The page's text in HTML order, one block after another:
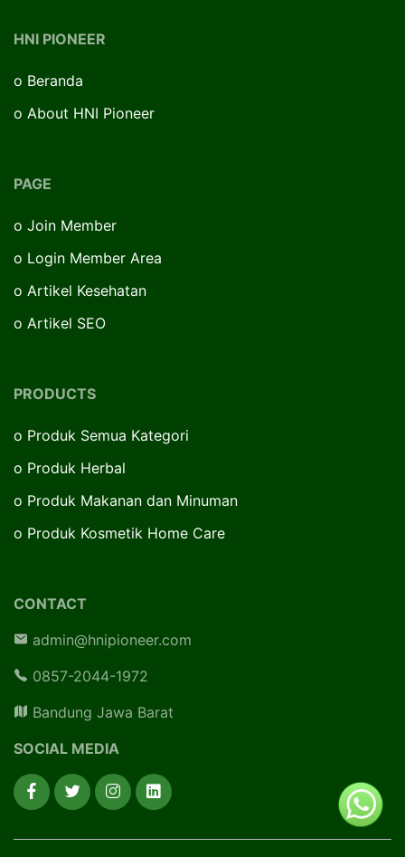
HNI PIONEER
o Beranda
o About HNI Pioneer
PAGE
o Join Member
o Login Member Area
o Artikel Kesehatan
o Artikel SEO
PRODUCTS
o Produk Semua Kategori
o Produk Herbal
o Produk Makanan dan Minuman
o Produk Kosmetik Home Care
CONTACT
admin@hnipioneer.com
0857-2044-1972
Bandung Jawa Barat
SOCIAL MEDIA